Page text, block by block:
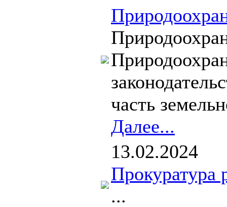
часть
Далее...
13.02.2024
Прокуратура
...